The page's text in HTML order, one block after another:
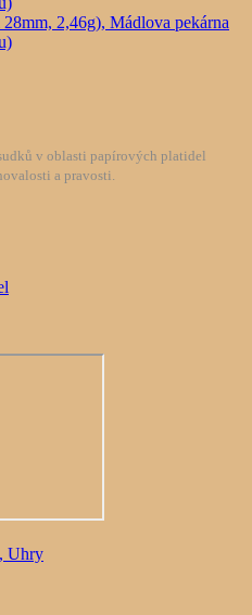
v oblasti papírových platidel
a pravosti.
Uhry